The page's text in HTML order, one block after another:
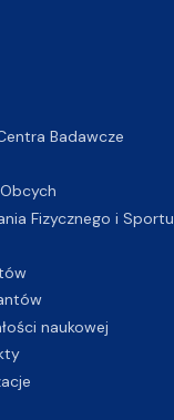
Badawcze
Fizycznego i Sportu
naukowej